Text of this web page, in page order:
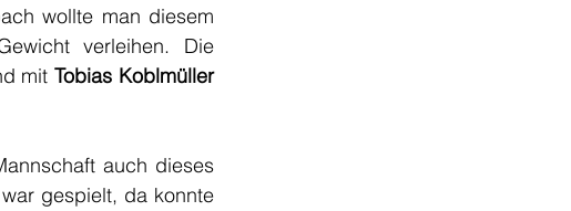
wollte man diesem
verleihen. Die
mit Tobias Koblmüller
auch dieses
gespielt, da konnte